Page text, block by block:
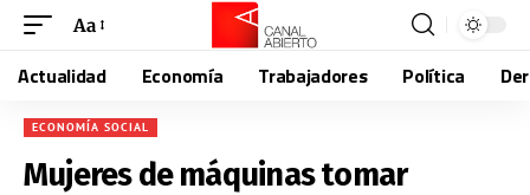
Aa
Actualidad Economía Trabajadores Política
ECONOMÍA SOCIAL
Mujeres de máquinas tomar